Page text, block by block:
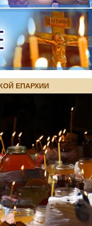
ЕПАРХИИ